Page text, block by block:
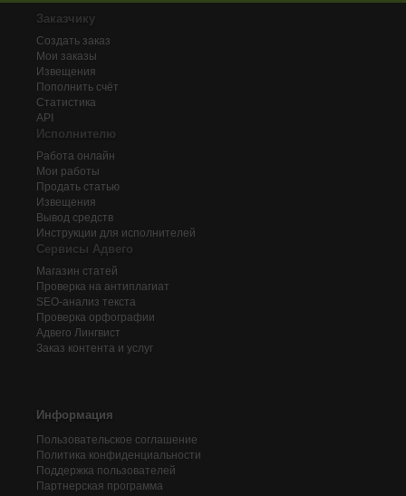
Заказчику
Создать заказ
Мои заказы
Извещения
Пополнить счёт
Статистика
API
Исполнителю
Работа онлайн
Мои работы
Продать статью
Извещения
Вывод средств
Инструкции для исполнителей
Сервисы Адвего
Магазин статей
Проверка на антиплагиат
SEO-анализ текста
Проверка орфографии
Адвего Лингвист
Заказ контента и услуг
Информация
Пользовательское соглашение
Политика конфиденциальности
Поддержка пользователей
Партнерская программа